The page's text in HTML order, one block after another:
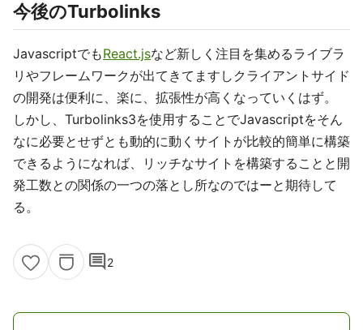
今後のTurbolinks
JavascriptでもReact.jsなど新しく注目を集めるライブラ
リやフレームワークが出てきてますしクライアントサイド
の開発は便利に、楽に、拡張性が高くなっていくはず。
しかし、Turbolinks3を使用することでJavascriptをそん
なに必要とせずとも動的に動くサイトが比較的簡単に構築
できるようになれば、リッチなサイトを構築することと開
発工数との関係の一つの落とし所なのではーと期待して
る。
comment2